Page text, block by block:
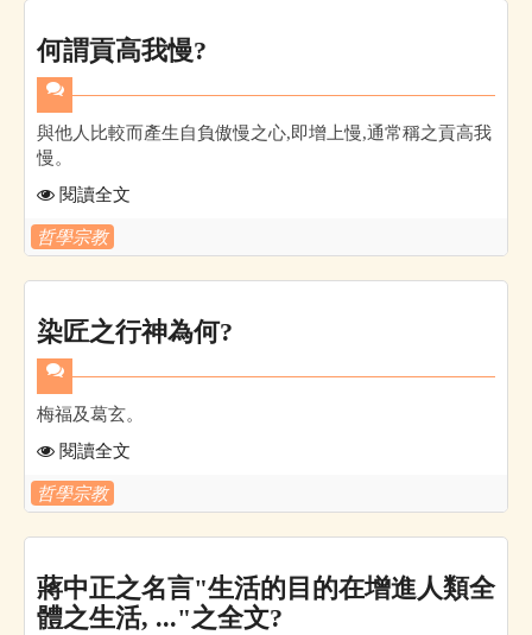
何謂貢高我慢?
與他人比較而產生自負傲慢之心,即增上慢,通常稱之貢高我
慢。
閱讀全文
哲學宗教
染匠之行神為何?
梅福及葛玄。
閱讀全文
哲學宗教
蔣中正之名言"生活的目的在增進人類全
體之生活, ..."之全文?